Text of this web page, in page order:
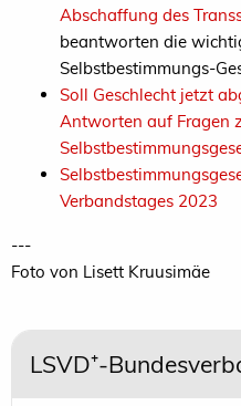
Abschaffung des
beantworten die
Selbstbestimmungs-
Soll Geschlecht jetzt
Antworten auf Fragen
Verbandstages 2023
---
Foto von Lisett Kruusimäe
LSVD⁺-